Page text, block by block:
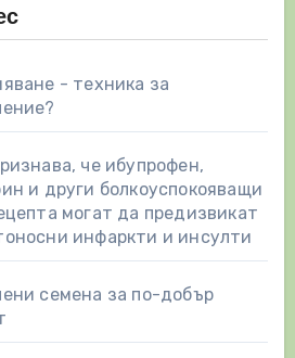
- техника за
че ибупрофен,
и други болкоуспокояващи
могат да предизвикат
инфаркти и инсулти
семена за по-добър